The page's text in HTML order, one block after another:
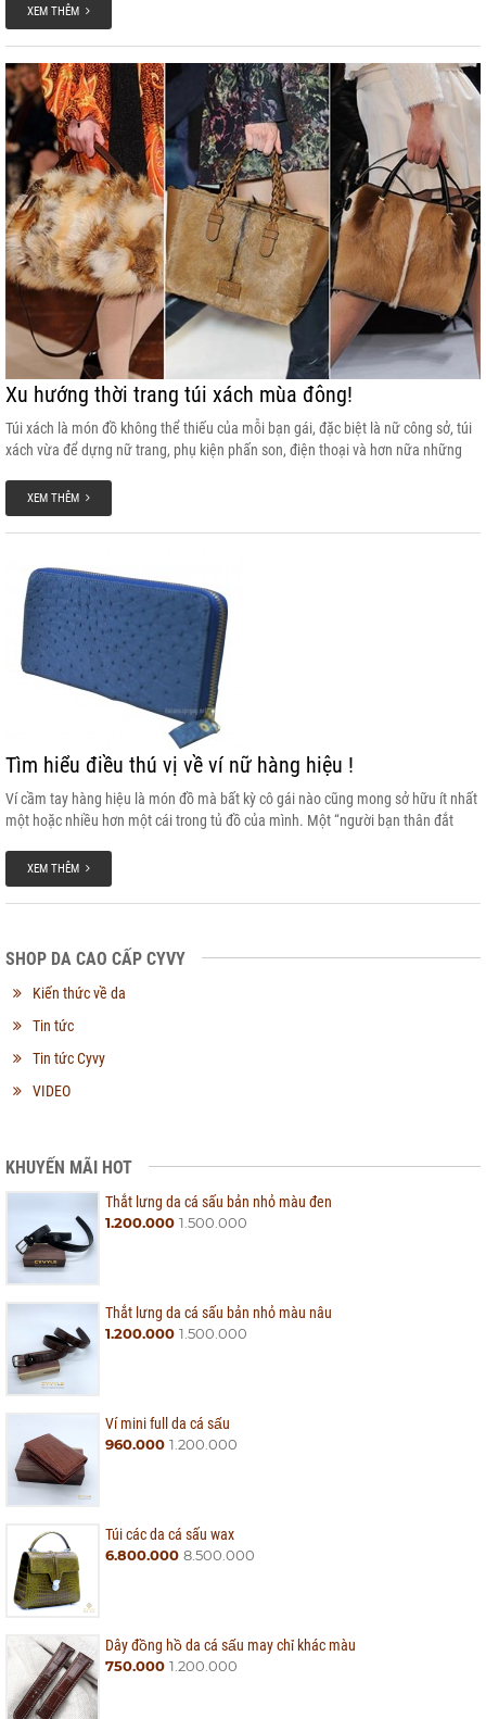
XEM THÊM
Xu hướng thời trang túi xách mùa đông!
Túi xách là món đồ không thể thiếu của mỗi bạn gái, đặc biệt là nữ công sở, túi
xách vừa để dựng nữ trang, phụ kiện phấn son, điện thoại và hơn nữa những
Mùa đông với vô vàn những mẫu áo khoác, áo len bắt mắt nhưng bạn vẫn
không thể bỏ qua những chiếc túi xách đẹp tô điểm thêm cho set đồ đông. Hãy
cùng chúng tôi khám phá xem túi xách mùa này có gì mới lạ để bạn mix cùng
XEM THÊM
Tìm hiểu điều thú vị về ví nữ hàng hiệu !
Ví cầm tay hàng hiệu là món đồ mà bất kỳ cô gái nào cũng mong sở hữu ít nhất
một hoặc nhiều hơn một cái trong tủ đồ của mình. Một “người bạn thân đắt
thích hợp nhất.
XEM THÊM
SHOP DA CAO CẤP CYVY
Kiến thức về da
Tin tức
Tin tức Cyvy
VIDEO
KHUYẾN MÃI HOT
Thắt lưng da cá sấu bản nhỏ màu đen
1.200.000 1.500.000
Thắt lưng da cá sấu bản nhỏ màu nâu
1.200.000 1.500.000
Ví mini full da cá sấu
960.000 1.200.000
Túi các da cá sấu wax
6.800.000 8.500.000
Dây đồng hồ da cá sấu may chỉ khác màu
750.000 1.200.000